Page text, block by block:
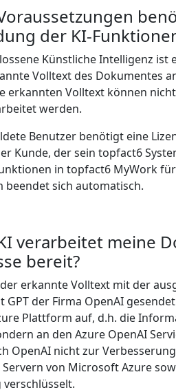
der KI-
Künstliche Intelligenz
Volltext des Dokumentes
erkannten Volltext können
werden.
Benutzer benötigt eine
Kunde, der sein topfact6
in topfact6 MyWork
beendet sich automatisch.
verarbeitet meine
bereit?
erkannte Volltext mit der
GPT der Firma OpenAI
Plattform auf, d.h. die
an den Azure OpenAI
OpenAI nicht zur
von Microsoft Azure